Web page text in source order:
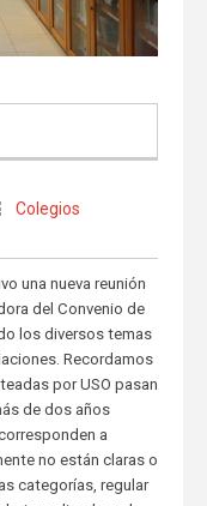
Colegios
una nueva reunión
del Convenio de
los diversos temas
Recordamos
por USO pasan
de dos años
a
no están claras o
categorías, regular